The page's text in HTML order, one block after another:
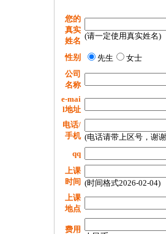
您的
真实
姓名
(请一定使用真实姓名)
性别 先生
女士
公司
名称
e-mai
l地址
电话/
手机 (电话请带上区号，谢
qq
上课
时间 (时间格式2026-02-04)
上课
地点
费用